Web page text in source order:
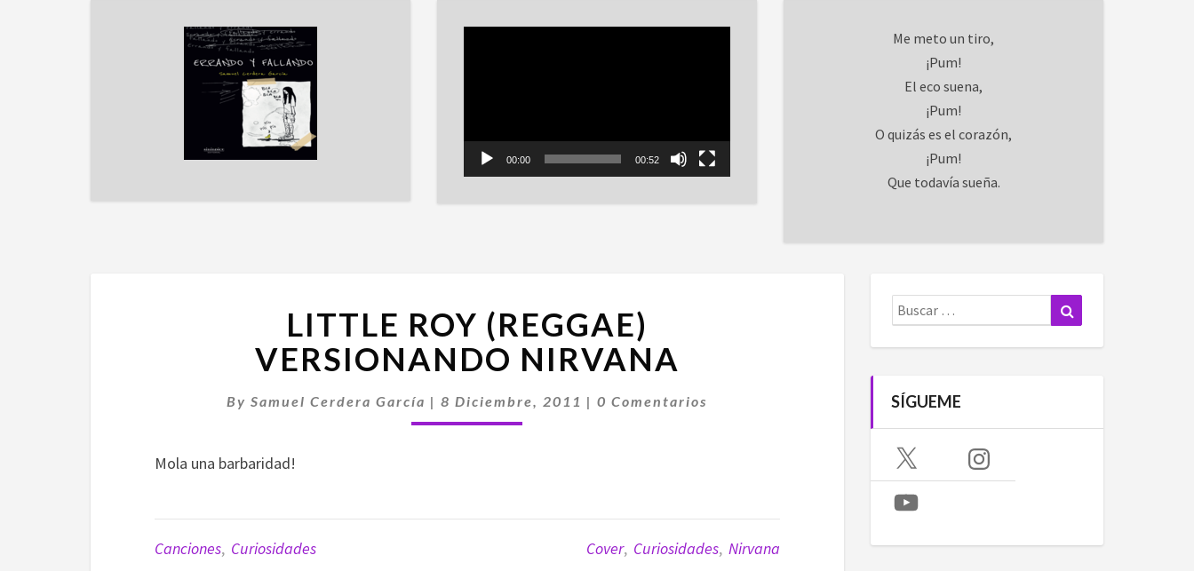
00:00 00:52
Me meto un tiro,
¡Pum!
El eco suena,
¡Pum!
O quizás es el corazón,
¡Pum!
Que todavía sueña.
ROY
(REGGAE)
VERSIONANDO
LITTLE ROY (REGGAE)
VERSIONANDO NIRVANA
BySamuel Cerdera García |8 Diciembre, 2011 |Comentarios
0 Comentarios
Mola una barbaridad!
Canciones, Curiosidades Cover, Curiosidades, Nirvana
Buscar:
SÍGUEME
X Instagram
YouTube